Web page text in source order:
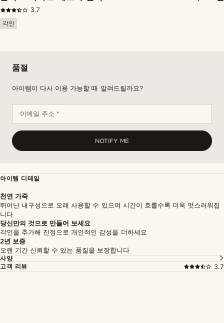
3.7
각인
품절
아이템이 다시 이용 가능할 때 알려드릴까요?
이메일 주소 *
NOTIFY ME
아이템 디테일
천연 가죽
뛰어난 내구성으로 오래 사용할 수 있으며 시간이 흐를수록 더욱 멋스러워집
니다
당신만의 것으로 만들어 보세요
각인을 추가해 진정으로 개인적인 감성을 더하세요
2년 보증
오랜 기간 신뢰할 수 있는 품질을 보장합니다
사양
고객 리뷰
3.7